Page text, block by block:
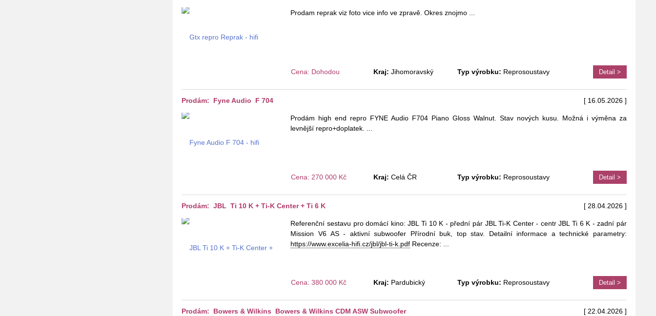
Prodam reprak viz foto vice info ve zpravě. Okres znojmo ...
Cena: Dohodou Kraj: Jihomoravský Typ výrobku: Reprosoustavy Detail >
Prodám: Fyne Audio F 704 [ 16.05.2026 ]
Prodám high end repro FYNE Audio F704 Piano Gloss Walnut. Stav nových kusu. Možná i výměna za
levnější repro+doplatek. ...
Cena: 270 000 Kč Kraj: Celá ČR Typ výrobku: Reprosoustavy Detail >
Prodám: JBL Ti 10 K + Ti-K Center + Ti 6 K [ 28.04.2026 ]
Referenční sestavu pro domácí kino: JBL Ti 10 K - přední pár JBL Ti-K Center - centr JBL Ti 6 K - zadní pár
Mission V6 AS - aktivní subwoofer Přírodní buk, top stav. Detailní informace a technické parametry:
https://www.excelia-hifi.cz/jbl/jbl-ti-k.pdf Recenze: ...
Cena: 380 000 Kč Kraj: Pardubický Typ výrobku: Reprosoustavy Detail >
Prodám: Bowers & Wilkins Bowers & Wilkins CDM ASW Subwoofer [ 22.04.2026 ]